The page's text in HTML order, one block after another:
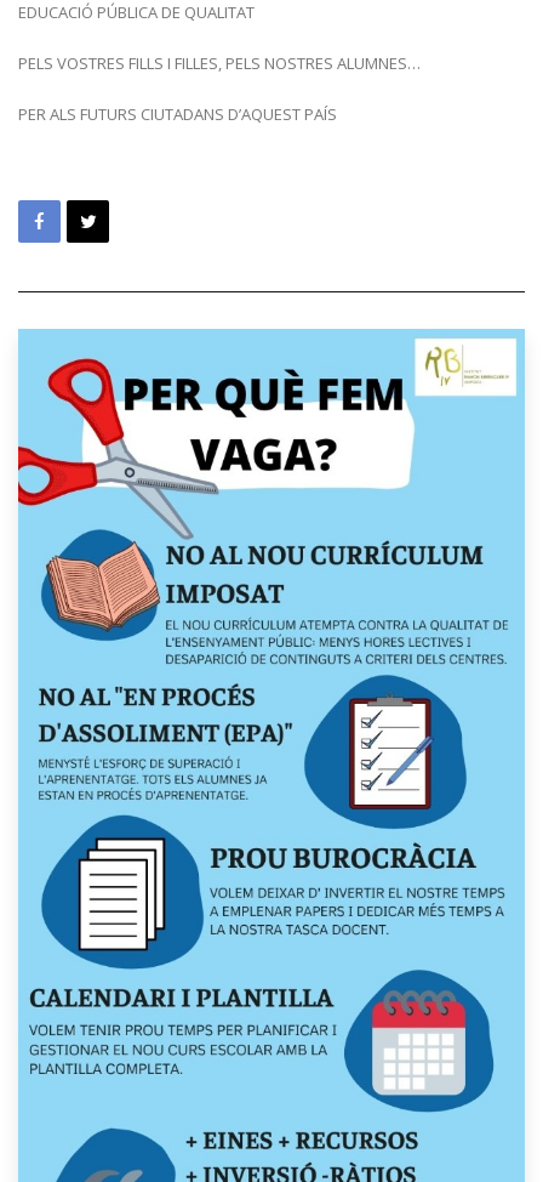
EDUCACIÓ PÚBLICA DE QUALITAT
PELS VOSTRES FILLS I FILLES, PELS NOSTRES ALUMNES…
PER ALS FUTURS CIUTADANS D’AQUEST PAÍS